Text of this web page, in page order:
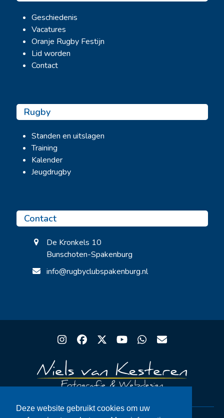
Geschiedenis
Vacatures
Oranje Rugby Festijn
Lid worden
Contact
Rugby
Standen en uitslagen
Training
Kalender
Jeugdrugby
Contact
De Kronkels 10
Bunschoten-Spakenburg
info@rugbyclubspakenburg.nl
Instagram
Facebook
TwitterYouTubeWhatsapp
Email
Deze website gebruikt cookies om uw